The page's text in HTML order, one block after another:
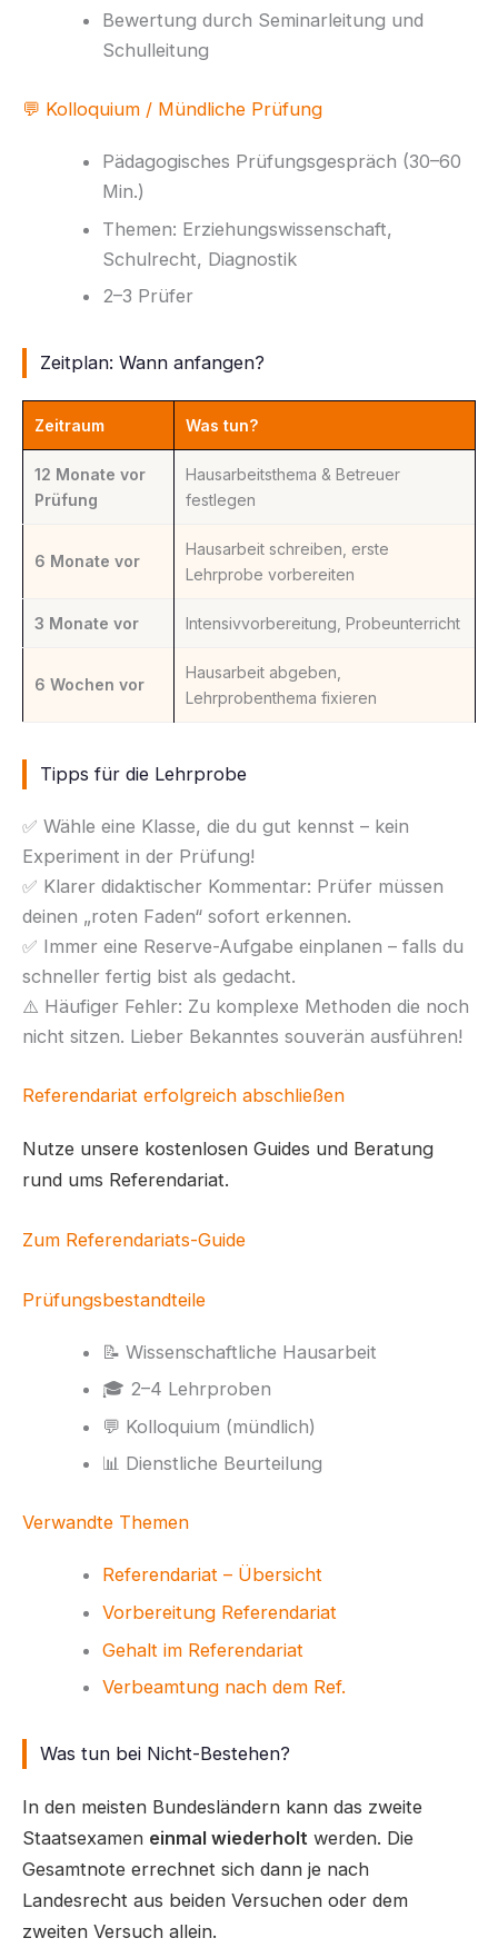
Bewertung durch Seminarleitung und
Schulleitung
💬 Kolloquium / Mündliche Prüfung
Pädagogisches Prüfungsgespräch (30–60
Min.)
Themen: Erziehungswissenschaft,
Schulrecht, Diagnostik
2–3 Prüfer
Zeitplan: Wann anfangen?
Zeitraum Was tun?
12 Monate vor
Prüfung
Hausarbeitsthema & Betreuer
festlegen
6 Monate vor
Hausarbeit schreiben, erste
Lehrprobe vorbereiten
3 Monate vor Intensivvorbereitung, Probeunterricht
6 Wochen vor
Hausarbeit abgeben,
Lehrprobenthema fixieren
Tipps für die Lehrprobe
✅ Wähle eine Klasse, die du gut kennst – kein
Experiment in der Prüfung!
✅ Klarer didaktischer Kommentar: Prüfer müssen
deinen „roten Faden“ sofort erkennen.
✅ Immer eine Reserve-Aufgabe einplanen – falls du
schneller fertig bist als gedacht.
⚠️ Häufiger Fehler: Zu komplexe Methoden die noch
nicht sitzen. Lieber Bekanntes souverän ausführen!
Referendariat erfolgreich abschließen
Nutze unsere kostenlosen Guides und Beratung
rund ums Referendariat.
Zum Referendariats-Guide
Prüfungsbestandteile
📝 Wissenschaftliche Hausarbeit
🎓 2–4 Lehrproben
💬 Kolloquium (mündlich)
📊 Dienstliche Beurteilung
Verwandte Themen
Referendariat – Übersicht
Vorbereitung Referendariat
Gehalt im Referendariat
Verbeamtung nach dem Ref.
Was tun bei Nicht-Bestehen?
In den meisten Bundesländern kann das zweite
Staatsexamen einmal wiederholt werden. Die
Gesamtnote errechnet sich dann je nach
Landesrecht aus beiden Versuchen oder dem
zweiten Versuch allein.